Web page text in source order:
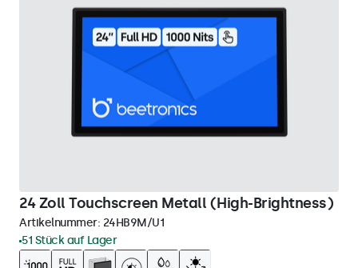
24 Zoll Touchscreen Metall (High-Brightness)
Artikelnummer: 24HB9M/U1
51 Stück auf Lager